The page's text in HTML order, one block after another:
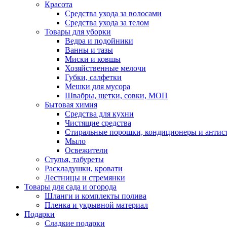
Красота
Средства ухода за волосами
Средства ухода за телом
Товары для уборки
Ведра и подойники
Ванны и тазы
Миски и ковшы
Хозяйственные мелочи
Губки, салфетки
Мешки для мусора
Швабры, щетки, совки, МОП
Бытовая химия
Средства для кухни
Чистящие средства
Стиральные порошки, кондиционеры и
Мыло
Освежители
Стулья, табуреты
Раскладушки, кровати
Лестницы и стремянки
Товары для сада и огорода
Шланги и комплекты полива
Пленка и укрывной материал
Подарки
Cладкие подарки